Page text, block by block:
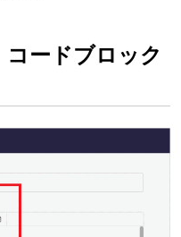
ードブロック